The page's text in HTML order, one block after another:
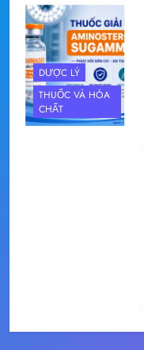
DƯỢC LÝ
THUỐC VÀ HÓA
CHẤT